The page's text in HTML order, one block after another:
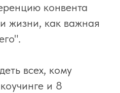
конвента
жизни, как важная
всех, кому
и 8